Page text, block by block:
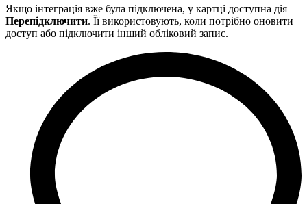
Якщо інтеграція вже була підключена, у картці доступна дія
Перепідключити. Її використовують, коли потрібно оновити
доступ або підключити інший обліковий запис.